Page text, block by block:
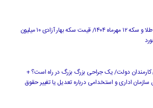
قیمت جدید طلا و سکه ۱۲ مهرماه ۱۴۰۴/ قیمت سکه بهار آزادی ۱۰ میلیون
کارمندان دولت/ یک جراحی بزرگ بزرگ در راه است؟ +
اداری و استخدامی درباره تعدیل یا تغییر حقوق